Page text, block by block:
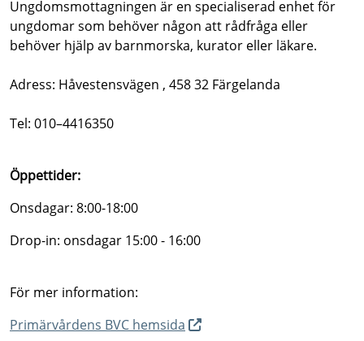
Ungdomsmottagningen är en specialiserad enhet för
ungdomar som behöver någon att rådfråga eller
behöver hjälp av barnmorska, kurator eller läkare.
Adress: Håvestensvägen , 458 32 Färgelanda
Tel: 010–4416350
Öppettider:
Onsdagar: 8:00-18:00
Drop-in: onsdagar 15:00 - 16:00
För mer information:
Primärvårdens BVC hemsida